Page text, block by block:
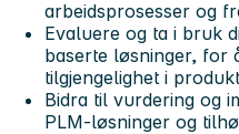
arbeidsprosesser og
Evaluere og ta i bruk
baserte løsninger, for
tilgjengelighet i
Bidra til vurdering og
PLM-løsninger og